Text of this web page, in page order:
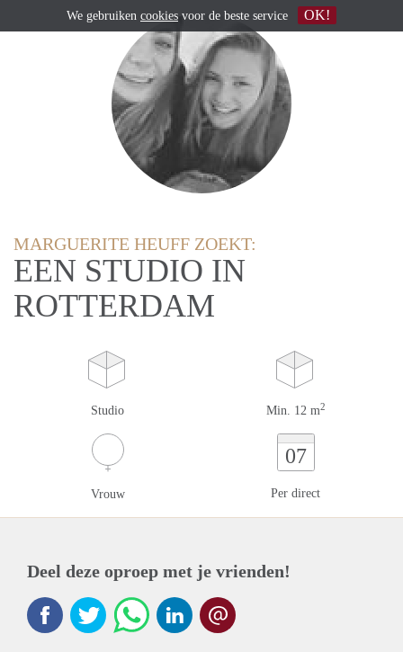
MARGUERITE HEUFF ZOEKT:
EEN STUDIO IN
ROTTERDAM
Studio Min. 12 m2
Vrouw
07
Per direct
Deel deze oproep met je vrienden!
We gebruiken cookies voor de beste service OK!